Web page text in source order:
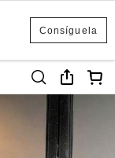
Consíguela